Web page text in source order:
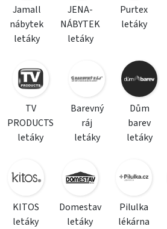
Jamall
nábytek
letáky
JENA-
NÁBYTEK
letáky
Purtex
letáky
TV
PRODUCTS
letáky
Barevný
ráj
letáky
Dům
barev
letáky
KITOS
letáky
Domestav
letáky
Pilulka
lékárna